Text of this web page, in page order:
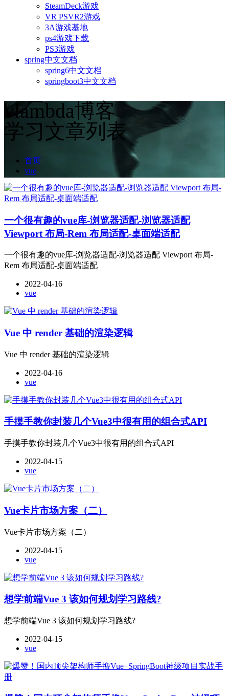
SteamDeck游戏
VR PSVR2游戏
3A游戏基地
ps4游戏下载
PS3游戏
spring中文文档
spring6中文文档
springboot3中文文档
vlambda博客
学习文章列表
首页
vue
一个很有趣的vue库-浏览器适配-浏览器适配
Viewport 布局-Rem 布局适配-桌面端适配
一个很有趣的vue库-浏览器适配-浏览器适配 Viewport 布局-
Rem 布局适配-桌面端适配
2022-04-16
vue
Vue 中 render 基础的渲染逻辑
Vue 中 render 基础的渲染逻辑
2022-04-16
vue
手摸手教你封装几个Vue3中很有用的组合式API
手摸手教你封装几个Vue3中很有用的组合式API
2022-04-15
vue
Vue卡片市场方案（二）
Vue卡片市场方案（二）
2022-04-15
vue
想学前端Vue 3 该如何规划学习路线?
想学前端Vue 3 该如何规划学习路线?
2022-04-15
vue